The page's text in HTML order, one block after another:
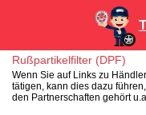
Rußpartikelfilter (DPF)
Wenn Sie auf Links zu
tätigen, kann dies dazu
den Partnerschaften gehört